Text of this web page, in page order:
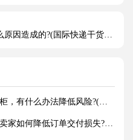
国际快递迟迟不更新物流，是什么原因造成的?(国际快递干货知识分享)
降低风险?(国际海运干货知识分享)
单交付损失?(国际海运干货知识分享)